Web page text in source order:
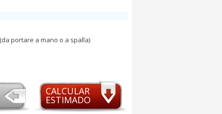
portare a mano o a spalla)
CALCULAR
ESTIMADO